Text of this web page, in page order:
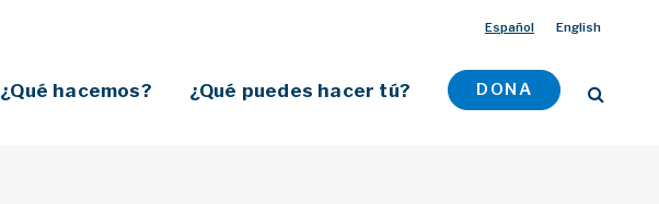
Español English
DONA
¿Qué hacemos? ¿Qué puedes hacer tú?